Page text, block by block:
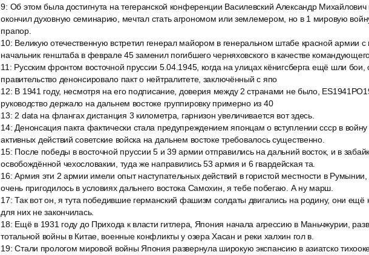
9: Об этом была достигнута на тегеранской конференции Василевский Александр
окончил духовную семинарию, мечтал стать агрономом или землемером, но в 1 мировую
прапор.
10: Великую отечественную встретил генерал майором в генеральном штабе красной армии
начальник генштаба в феврале 45 заменил погибшего черняховского в качестве
11 : Русским фронтом восточной пруссии 5.04.1945, когда на улицах кёнигсберга ещё шли бои,
правительство денонсировало пакт о нейтралитете, заключённый с япо
12: В 1941 году, несмотря на его подписание, доверия между 2 странами не было,
руководство держало на дальнем востоке группировку примерно из 40
13: 2 data на флангах дистанция 3 километра, гарнизон увеличивается вот здесь.
14: Денонсация пакта фактически стала предупреждением японцам о вступлении ссср в
активных действий советские войска на дальнем востоке требовалось существенно.
15: После победы в восточной пруссии 5 и 39 армии отправились на дальний восток, и в
освобождённой чехословакии, туда же направились 53 армия и 6 гвардейская та.
16:Армия эти 2 армии имели опыт наступательных действий в гористой местности в Румынии,
очень пригодилось в условиях дальнего востока Самохин, я тебе побегаю. А ну марш.
17:Так вот он, я тута победившие германский фашизм солдаты двигались на родину, они ещё
для них не закончилась.
18: Ещё в 1931 году до Прихода к власти гитлера, Япония начала агрессию в Маньчжурии,
тотальной войны в Китае, военные конфликты у озера Хасан и реки халхин гол в.
19:Стали прологом мировой войны Япония развернула широкую экспансию в азиатско